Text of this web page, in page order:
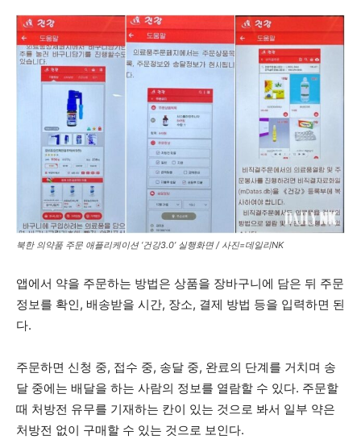
북한 의약품 주문 애플리케이션 ‘건강3.0’ 실행화면 / 사진=데일리NK
앱에서 약을 주문하는 방법은 상품을 장바구니에 담은 뒤 주문
정보를 확인, 배송받을 시간, 장소, 결제 방법 등을 입력하면 된
다.
주문하면 신청 중, 접수 중, 송달 중, 완료의 단계를 거치며 송
달 중에는 배달을 하는 사람의 정보를 열람할 수 있다. 주문할
때 처방전 유무를 기재하는 칸이 있는 것으로 봐서 일부 약은
처방전 없이 구매할 수 있는 것으로 보인다.